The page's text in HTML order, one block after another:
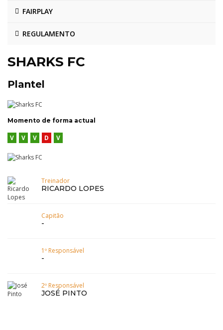
FAIRPLAY
REGULAMENTO
SHARKS FC
Plantel
Momento de forma actual
V V V D V
Treinador
RICARDO LOPES
Capitão
-
1º Responsável
-
2º Responsável
JOSÉ PINTO